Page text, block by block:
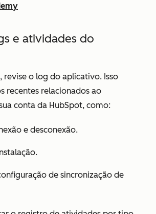
e atividades do
, revise o log do aplicativo. Isso
recentes relacionados ao
conta da HubSpot, como:
e desconexão.
de sincronização de